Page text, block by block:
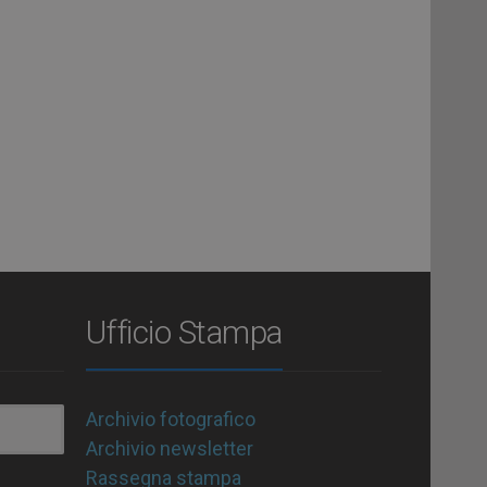
Ufficio Stampa
Archivio fotografico
Archivio newsletter
Rassegna stampa